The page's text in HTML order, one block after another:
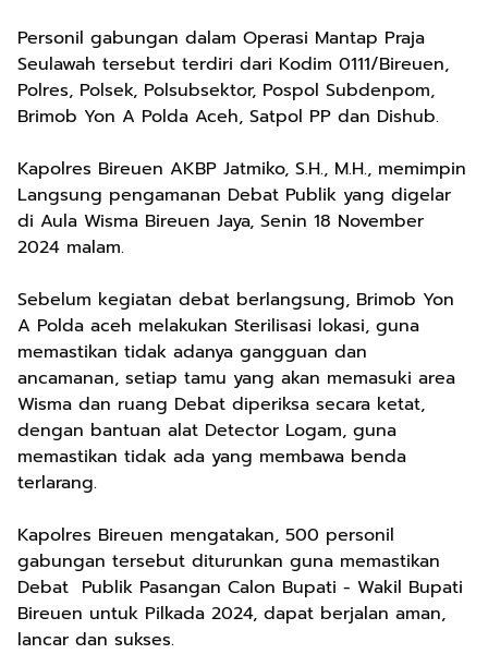
Personil gabungan dalam Operasi Mantap Praja
Seulawah tersebut terdiri dari Kodim 0111/Bireuen,
Polres, Polsek, Polsubsektor, Pospol Subdenpom,
Brimob Yon A Polda Aceh, Satpol PP dan Dishub.
Kapolres Bireuen AKBP Jatmiko, S.H., M.H., memimpin
Langsung pengamanan Debat Publik yang digelar
di Aula Wisma Bireuen Jaya, Senin 18 November
2024 malam.
Sebelum kegiatan debat berlangsung, Brimob Yon
A Polda aceh melakukan Sterilisasi lokasi, guna
memastikan tidak adanya gangguan dan
ancamanan, setiap tamu yang akan memasuki area
Wisma dan ruang Debat diperiksa secara ketat,
dengan bantuan alat Detector Logam, guna
memastikan tidak ada yang membawa benda
terlarang.
Kapolres Bireuen mengatakan, 500 personil
gabungan tersebut diturunkan guna memastikan
Debat Publik Pasangan Calon Bupati - Wakil Bupati
Bireuen untuk Pilkada 2024, dapat berjalan aman,
lancar dan sukses.